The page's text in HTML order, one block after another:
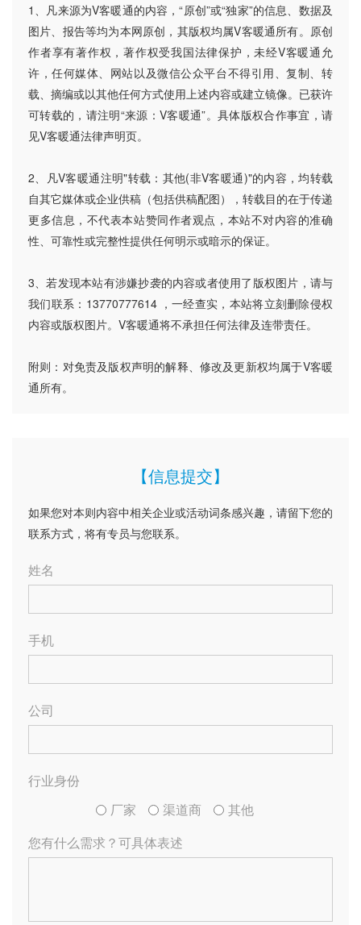
1、凡来源为V客暖通的内容，“原创”或“独家”的信息、数据及
图片、报告等均为本网原创，其版权均属V客暖通所有。原创
作者享有著作权，著作权受我国法律保护，未经V客暖通允
许，任何媒体、网站以及微信公众平台不得引用、复制、转
载、摘编或以其他任何方式使用上述内容或建立镜像。已获许
可转载的，请注明“来源：V客暖通”。具体版权合作事宜，请
见V客暖通法律声明页。
2、凡V客暖通注明"转载：其他(非V客暖通)"的内容，均转载
自其它媒体或企业供稿（包括供稿配图），转载目的在于传递
更多信息，不代表本站赞同作者观点，本站不对内容的准确
性、可靠性或完整性提供任何明示或暗示的保证。
3、若发现本站有涉嫌抄袭的内容或者使用了版权图片，请与
我们联系：13770777614 ，一经查实，本站将立刻删除侵权
内容或版权图片。V客暖通将不承担任何法律及连带责任。
附则：对免责及版权声明的解释、修改及更新权均属于V客暖
通所有。